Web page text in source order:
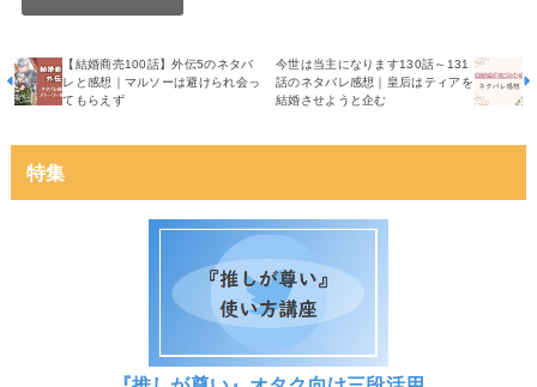
【結婚商売100話】外伝5のネタバ
レと感想｜マルソーは避けられ会っ
てもらえず
今世は当主になります130話～131
話のネタバレ感想｜皇后はティアを
結婚させようと企む
特集